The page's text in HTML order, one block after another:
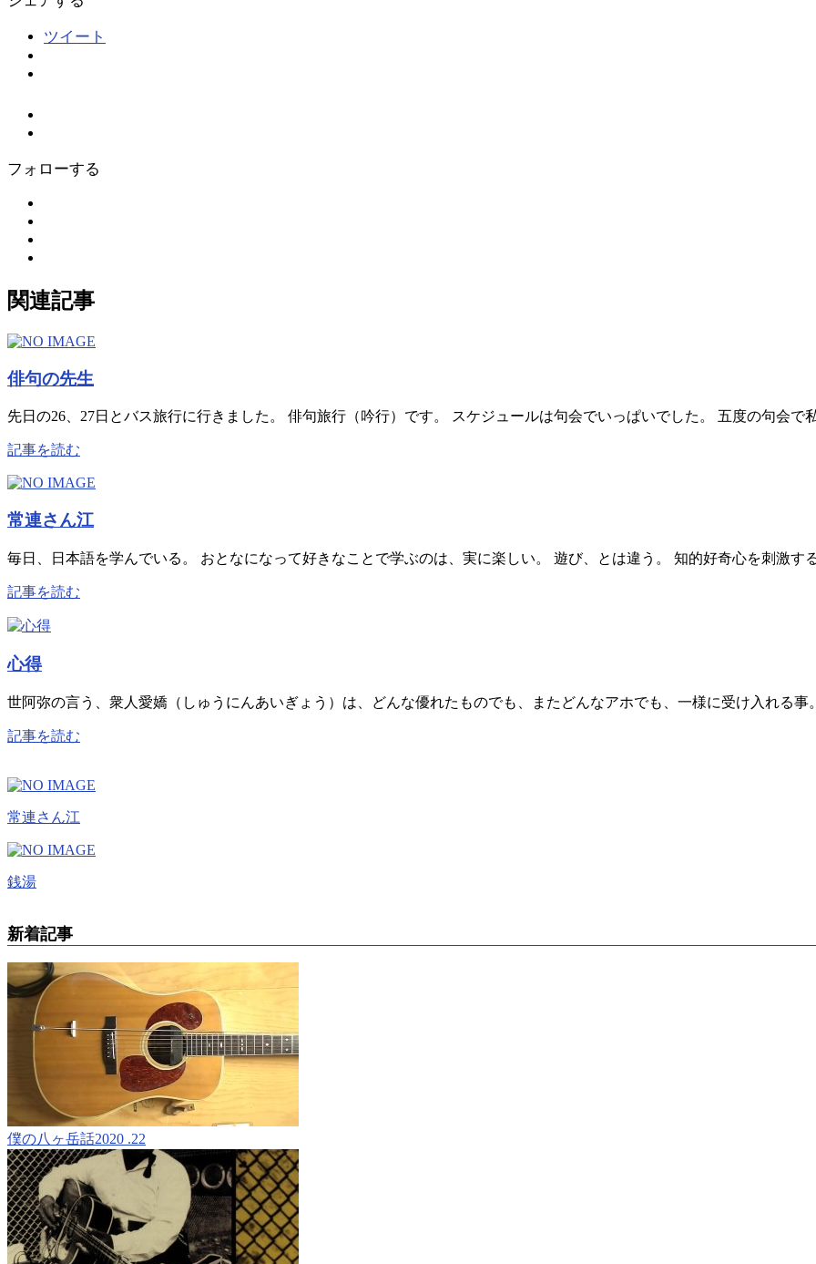
ツイート
フォローする
関連記事
俳句の先生
先日の26、27日とバス旅行に行きました。 俳句旅行（吟行）です。 スケジュールは句会でいっぱいでした。 五度の句会で
記事を読む
常連さん江
毎日、日本語を学んでいる。 おとなになって好きなことで学ぶのは、実に楽しい。 遊び、とは違う。 知的好奇心を刺激す
記事を読む
心得
世阿弥の言う、衆人愛嬌（しゅうにんあいぎょう）は、どんな優れたものでも、またどんなアホでも、一様に受け入れる事
記事を読む
常連さん江
銭湯
新着記事
僕の八ヶ岳話2020 .22